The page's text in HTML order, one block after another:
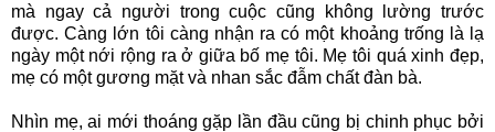
mà ngay cả người trong cuộc cũng không lường trước
được. Càng lớn tôi càng nhận ra có một khoảng trống là lạ
ngày một nới rộng ra ở giữa bố mẹ tôi. Mẹ tôi quá xinh đẹp,
mẹ có một gương mặt và nhan sắc đẫm chất đàn bà.
Nhìn mẹ, ai mới thoáng gặp lần đầu cũng bị chinh phục bởi